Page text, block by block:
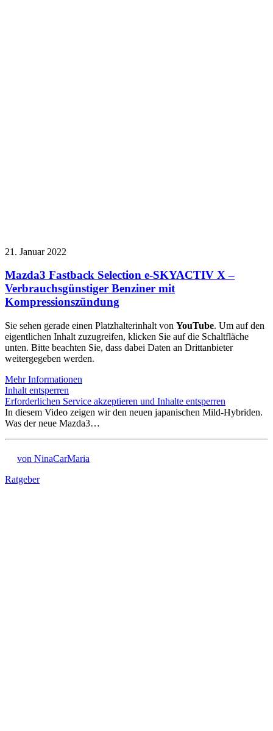
21. Januar 2022
Mazda3 Fastback Selection e-SKYACTIV X –
Verbrauchsgünstiger Benziner mit
Kompressionszündung
Sie sehen gerade einen Platzhalterinhalt von YouTube. Um auf den
eigentlichen Inhalt zuzugreifen, klicken Sie auf die Schaltfläche
unten. Bitte beachten Sie, dass dabei Daten an Drittanbieter
weitergegeben werden.
Mehr Informationen
Inhalt entsperren
Erforderlichen Service akzeptieren und Inhalte entsperren
In diesem Video zeigen wir den neuen japanischen Mild-Hybriden.
Was der neue Mazda3…
von NinaCarMaria
Ratgeber